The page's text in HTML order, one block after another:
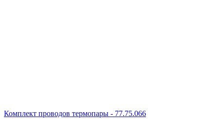
Комплект проводов термопары - 77.75.066